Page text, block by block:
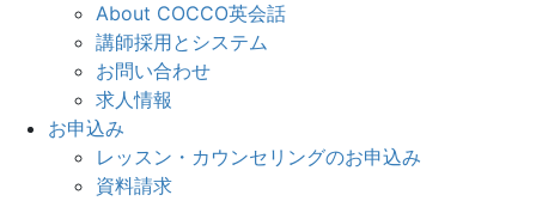
About COCCO英会話
講師採用とシステム
お問い合わせ
求人情報
お申込み
レッスン・カウンセリングのお申込み
資料請求